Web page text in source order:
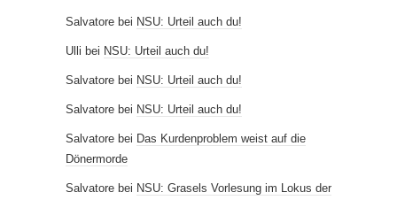
Salvatore bei NSU: Urteil auch du!
Ulli bei NSU: Urteil auch du!
Salvatore bei NSU: Urteil auch du!
Salvatore bei NSU: Urteil auch du!
Salvatore bei Das Kurdenproblem weist auf die
Dönermorde
Salvatore bei NSU: Grasels Vorlesung im Lokus der